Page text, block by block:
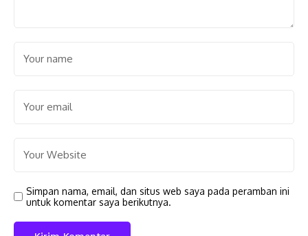
Simpan nama, email, dan situs web saya pada peramban ini
untuk komentar saya berikutnya.